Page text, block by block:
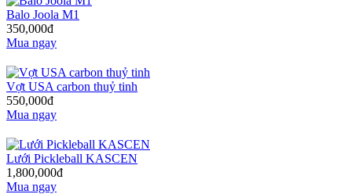
Balo Joola M1
350,000đ
Mua ngay
Vợt USA carbon thuỷ tinh
550,000đ
Mua ngay
Lưới Pickleball KASCEN
1,800,000đ
Mua ngay